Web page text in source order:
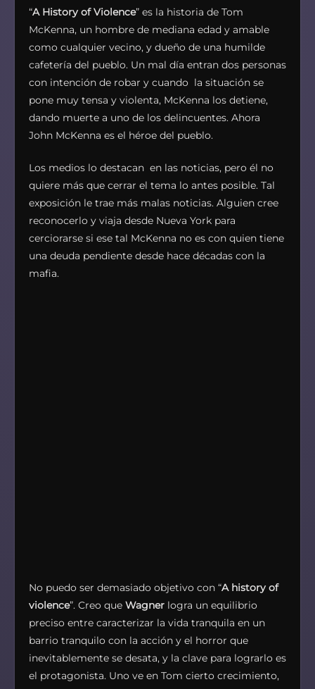
“A History of Violence” es la historia de Tom
McKenna, un hombre de mediana edad y amable
como cualquier vecino, y dueño de una humilde
cafetería del pueblo. Un mal día entran dos personas
con intención de robar y cuando la situación se
pone muy tensa y violenta, McKenna los detiene,
dando muerte a uno de los delincuentes. Ahora
John McKenna es el héroe del pueblo.
Los medios lo destacan en las noticias, pero él no
quiere más que cerrar el tema lo antes posible. Tal
exposición le trae más malas noticias. Alguien cree
reconocerlo y viaja desde Nueva York para
cerciorarse si ese tal McKenna no es con quien tiene
una deuda pendiente desde hace décadas con la
mafia.
No puedo ser demasiado objetivo con “A history of
violence”. Creo que Wagner logra un equilibrio
preciso entre caracterizar la vida tranquila en un
barrio tranquilo con la acción y el horror que
inevitablemente se desata, y la clave para lograrlo es
el protagonista. Uno ve en Tom cierto crecimiento,